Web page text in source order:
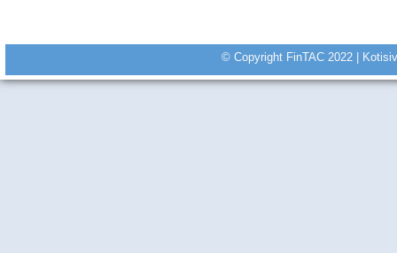
© Copyright FinTAC 2022 |